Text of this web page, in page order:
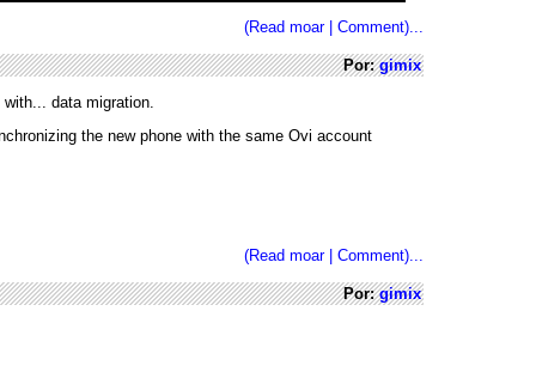
(Read moar | Comment)...
Por:gimix
data migration.
the new phone with the same Ovi account
(Read moar | Comment)...
Por:gimix